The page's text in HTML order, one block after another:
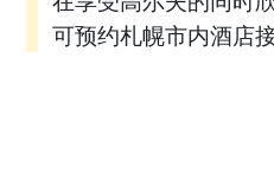
可预约札幌市内酒店接